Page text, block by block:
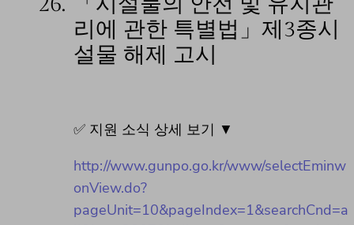
리에 관한 특별법」제3종시
설물 해제 고시
✅ 지원 소식 상세 보기 ▼
http://www.gunpo.go.kr/www/selectEminw
onView.do?
pageUnit=10&pageIndex=1&searchCnd=a